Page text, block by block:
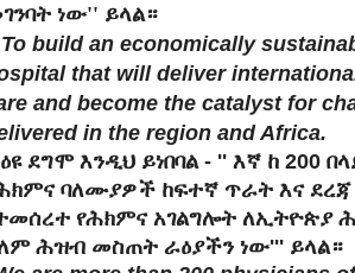
ነው'' ይላል።
To build an economically
that will deliver
and become the catalyst for
in the region and Africa.
ደግሞ እንዲህ ይነበባል - '' እኛ ከ 200
ባለሙያዎች ከፍተኛ ጥራት እና
የሕክምና አገልግሎት ለኢትዮጵያ
ሕዝብ መስጠት ራዕያችን ነው''' ይላል።